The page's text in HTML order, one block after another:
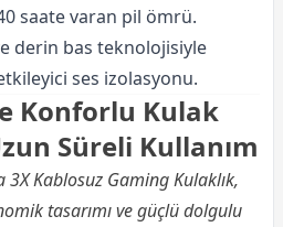
saate varan pil ömrü.
derin bas teknolojisiyle
ses izolasyonu.
Konforlu Kulak
Süreli Kullanım
3X Kablosuz Gaming Kulaklık,
tasarımı ve güçlü dolgulu